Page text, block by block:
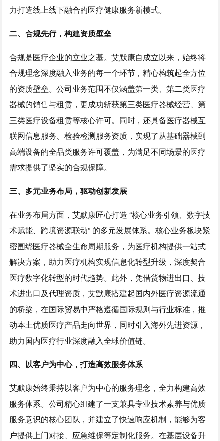
力打造线上线下融合的医疗健康服务新模式。
二、合规先行，构建资质壁垒
合规是医疗企业的立业之基。艾默康自成立以来，始终将
合规理念深度融入业务的每一个环节，精心构筑起全方位
的资质壁垒。公司业务范围不仅涵盖第一类、第二类医疗
器械的销售与租赁，更成功斩获第三类医疗器械经营、第
三类医疗设备租赁等核心许可。同时，还具备医疗器械互
联网信息服务、检验检测服务资质，实现了从基础器械到
高端设备的全品类服务许可覆盖，为满足不同场景的医疗
需求提供了坚实的合规保障。
三、多元业务布局，驱动创新发展
在业务布局方面，艾默康匠心打造 “核心业务引领、数字技
术赋能、跨境资源联动” 的多元发展体系。核心业务板块紧
密围绕医疗器械全生命周期服务，为医疗机构提供一站式
解决方案，助力医疗机构实现信息化转型升级，深度契合
医疗数字化转型的时代趋势。此外，凭借货物进出口、技
术进出口及代理资质，艾默康搭建起国内外医疗资源流通
的桥梁，在国际贸易中严格遵循国际规则与行业标准，推
动本土优质医疗产品走向世界，同时引入海外先进资源，
助力国内医疗行业深度融入全球价值链。
四、以客户为中心，打造高效服务体系
艾默康始终秉持以客户为中心的服务理念，全力构建高效
服务体系。公司精心组建了一支兼具专业技术素养与优质
服务意识的核心团队，并建立了快速响应机制，能够为客
户提供上门对接、应急维保等定制化服务。在基层设备升